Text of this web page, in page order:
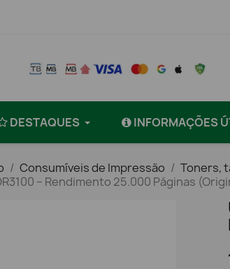
DESTAQUES INFORMAÇÕES
Consumíveis de Impressão Toners,
– Rendimento 25.000 Páginas